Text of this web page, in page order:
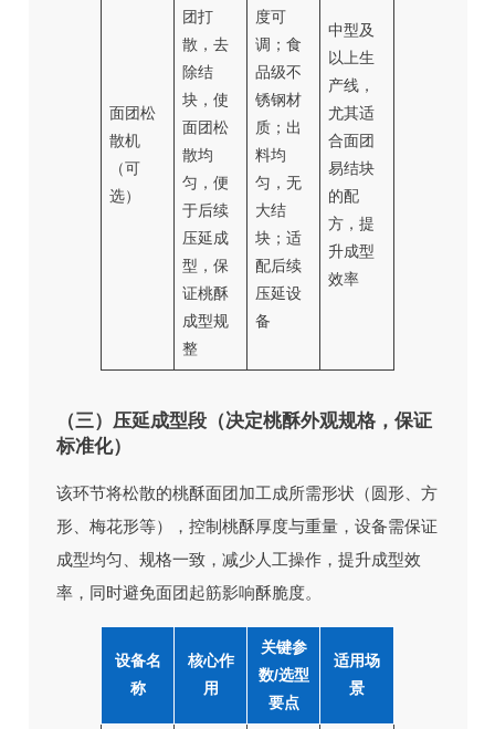
面团松
散机
（可
选）
团打
散，去
除结
块，使
面团松
散均
匀，便
于后续
压延成
型，保
证桃酥
成型规
整
度可
调；食
品级不
锈钢材
质；出
料均
匀，无
大结
块；适
配后续
压延设
备
中型及
以上生
产线，
尤其适
合面团
易结块
的配
方，提
升成型
效率
（三）压延成型段（决定桃酥外观规格，保证
标准化）
该环节将松散的桃酥面团加工成所需形状（圆形、方
形、梅花形等），控制桃酥厚度与重量，设备需保证
成型均匀、规格一致，减少人工操作，提升成型效
率，同时避免面团起筋影响酥脆度。
设备名
称
核心作
用
关键参
数/选型
要点
适用场
景